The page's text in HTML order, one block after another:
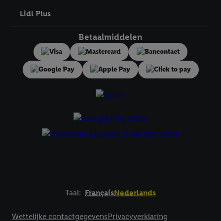
Lidl Plus
Betaalmiddelen
Taal: FrançaisNederlands
Wettelijke contactgegevensPrivacyverklaring
toestemming te allen tijde met vooruitwerkende kracht in te